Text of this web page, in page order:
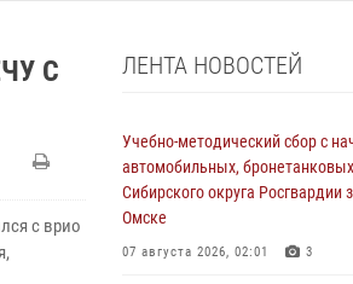
С
с врио
ЛЕНТА НОВОСТЕЙ
Учебно-методический сбор с
автомобильных,
Сибирского округа Росгвардии
Омске
07 августа 2026, 02:01 3